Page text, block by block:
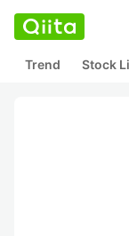
Trend Stock